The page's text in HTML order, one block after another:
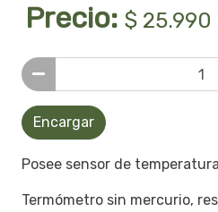
Precio: $ 25.990
Encargar
Posee sensor de
Termómetro sin mercurio,